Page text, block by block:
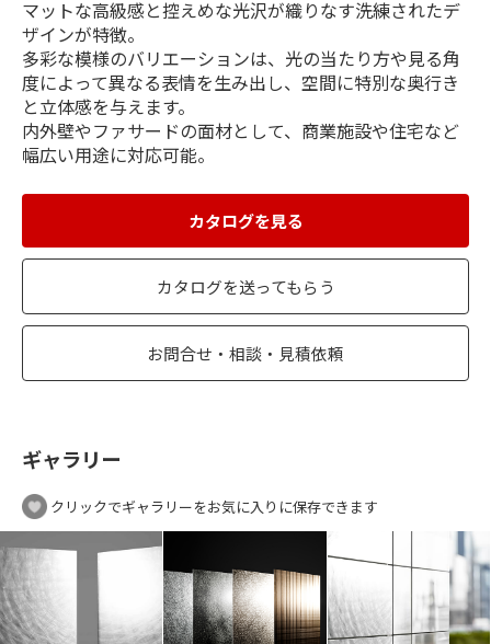
マットな高級感と控えめな光沢が織りなす洗練されたデ
ザインが特徴。
多彩な模様のバリエーションは、光の当たり方や見る角
度によって異なる表情を生み出し、空間に特別な奥行き
と立体感を与えます。
内外壁やファサードの面材として、商業施設や住宅など
幅広い用途に対応可能。
カタログを見る
カタログを送ってもらう
お問合せ・相談・見積依頼
ギャラリー
クリックでギャラリーをお気に入りに保存できます